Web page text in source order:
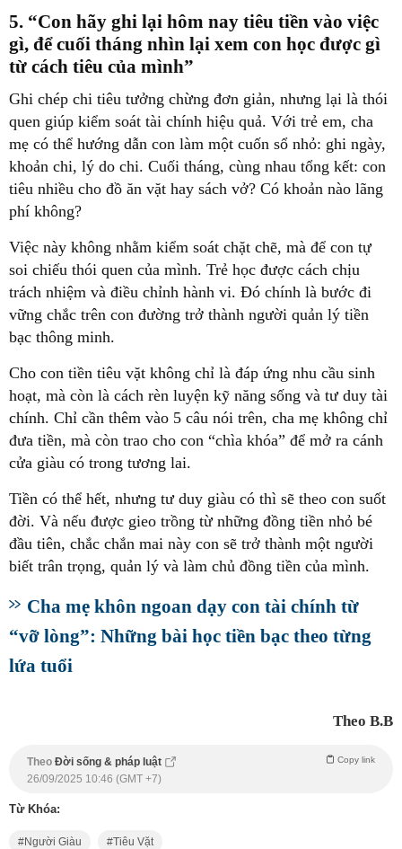
5. “Con hãy ghi lại hôm nay tiêu tiền vào việc
gì, để cuối tháng nhìn lại xem con học được gì
từ cách tiêu của mình”
Ghi chép chi tiêu tưởng chừng đơn giản, nhưng lại là thói
quen giúp kiểm soát tài chính hiệu quả. Với trẻ em, cha
mẹ có thể hướng dẫn con làm một cuốn sổ nhỏ: ghi ngày,
khoản chi, lý do chi. Cuối tháng, cùng nhau tổng kết: con
tiêu nhiều cho đồ ăn vặt hay sách vở? Có khoản nào lãng
phí không?
Việc này không nhằm kiểm soát chặt chẽ, mà để con tự
soi chiếu thói quen của mình. Trẻ học được cách chịu
trách nhiệm và điều chỉnh hành vi. Đó chính là bước đi
vững chắc trên con đường trở thành người quản lý tiền
bạc thông minh.
Cho con tiền tiêu vặt không chỉ là đáp ứng nhu cầu sinh
hoạt, mà còn là cách rèn luyện kỹ năng sống và tư duy tài
chính. Chỉ cần thêm vào 5 câu nói trên, cha mẹ không chỉ
đưa tiền, mà còn trao cho con “chìa khóa” để mở ra cánh
cửa giàu có trong tương lai.
Tiền có thể hết, nhưng tư duy giàu có thì sẽ theo con suốt
đời. Và nếu được gieo trồng từ những đồng tiền nhỏ bé
đầu tiên, chắc chắn mai này con sẽ trở thành một người
biết trân trọng, quản lý và làm chủ đồng tiền của mình.
Cha mẹ khôn ngoan dạy con tài chính từ
“vỡ lòng”: Những bài học tiền bạc theo từng
lứa tuổi
Theo B.B
Theo Đời sống & pháp luật Copy link
26/09/2025 10:46 (GMT +7)
Từ Khóa:
Người Giàu Tiêu Vặt